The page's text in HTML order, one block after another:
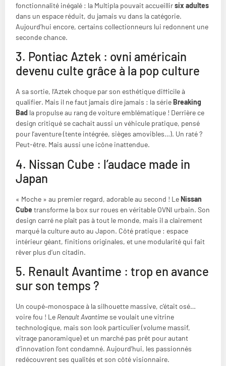
fonctionnalité inégalé : la Multipla pouvait accueillirsix adultes
dans un espace réduit, du jamais vu dans la catégorie.
Aujourd’hui encore, certains collectionneurs lui redonnent une
seconde chance.
3. Pontiac Aztek : ovni américain
devenu culte grâce à la pop culture
A sa sortie, l’Aztek choque par son esthétique difficile à
qualifier. Mais il ne faut jamais dire jamais : la sérieBreaking
Bad la propulse au rang de voiture emblématique ! Derrière ce
design critiqué se cachait aussi un véhicule pratique, pensé
pour l’aventure (tente intégrée, sièges amovibles…). Un raté ?
Peut-être. Mais aussi une icône inattendue.
4. Nissan Cube : l’audace made in
Japan
« Moche » au premier regard, adorable au second ! LeNissan
Cube transforme la box sur roues en véritable OVNI urbain. Son
design carré ne plaît pas à tout le monde, mais il a clairement
marqué la culture auto au Japon. Côté pratique : espace
intérieur géant, finitions originales, et une modularité qui fait
rêver plus d’un citadin.
5. Renault Avantime : trop en avance
sur son temps ?
Un coupé–monospace à la silhouette massive, c’était osé…
voire fou ! Le Renault Avantimese voulait une vitrine
technologique, mais son look particulier (volume massif,
vitrage panoramique) et un marché pas prêt pour autant
d’innovation l’ont condamné. Aujourd’hui, les passionnés
redécouvrent ses qualités et son côté visionnaire.